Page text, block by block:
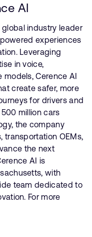
AI
global industry leader
experiences
Leveraging
in voice,
Cerence AI
create safer, more
for drivers and
million cars
the company
transportation OEMs,
the next
AI is
with
team dedicated to
For more